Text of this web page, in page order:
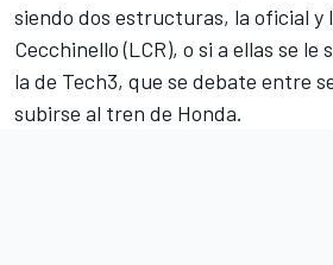
siendo dos estructuras, la oficial y
Cecchinello (LCR), o si a ellas se
la de Tech3, que se debate entre
subirse al tren de Honda.